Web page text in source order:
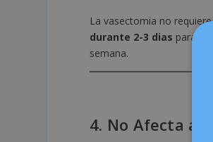
La vasectomia no
durante 2-3 dias para
semana.
4. No Afecta a